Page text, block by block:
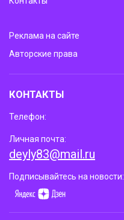
Реклама на сайте
Авторские права
КОНТАКТЫ
Телефон:
Личная почта:
deyly83@mail.ru
Подписывайтесь на новости: